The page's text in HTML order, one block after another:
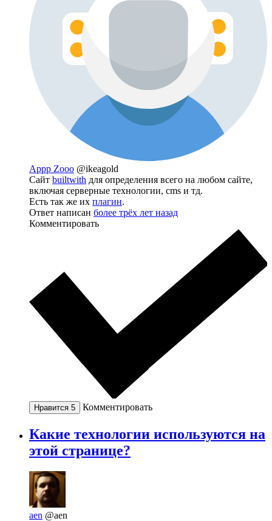
Appp Zooo @ikeagold
Сайт builtwith для определения всего на любом сайте,
включая серверные технологии, cms и тд.
Есть так же их плагин.
Ответ написан более трёх лет назад
Комментировать
Нравится 5 Комментировать
Какие технологии используются на
этой странице?
aen @aen